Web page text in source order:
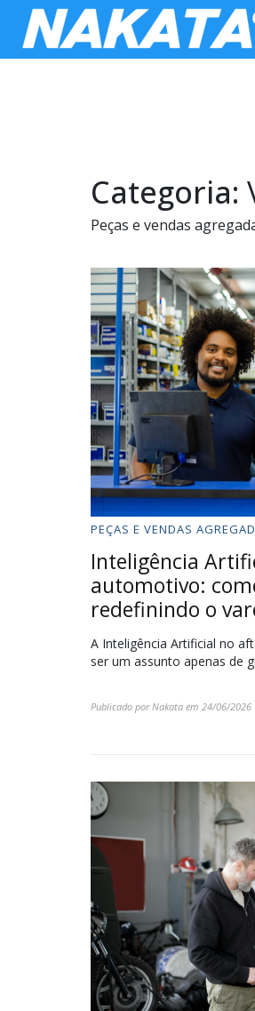
Categoria:
Peças e vendas
PEÇAS E VENDAS
Inteligência
automotivo:
redefinindo o
A Inteligência Artificial no
ser um assunto apenas de
Publicado porNakata em 24/06/2026